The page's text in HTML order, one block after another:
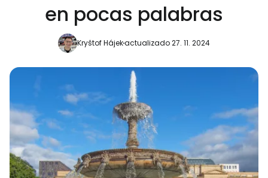
en pocas palabras
Kryštof Hájekactualizado 27. 11. 2024
Continuar con Facebook
Continuar con Email